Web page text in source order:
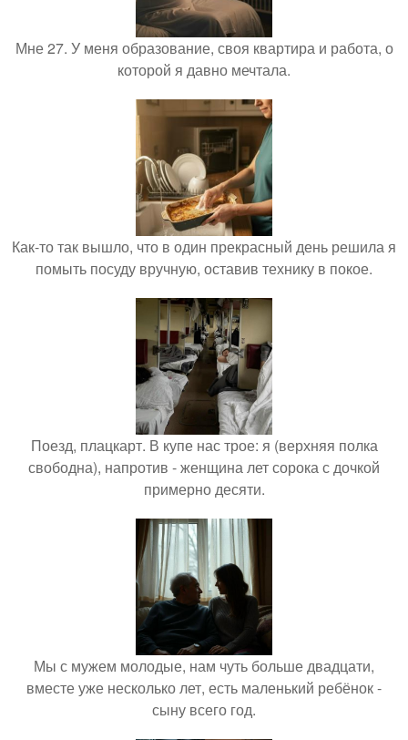
Мне 27. У меня образование, своя квартира и работа, о
которой я давно мечтала.
Как-то так вышло, что в один прекрасный день решила я
помыть посуду вручную, оставив технику в покое.
Поезд, плацкарт. В купе нас трое: я (верхняя полка
свободна), напротив - женщина лет сорока с дочкой
примерно десяти.
Мы с мужем молодые, нам чуть больше двадцати,
вместе уже несколько лет, есть маленький ребёнок -
сыну всего год.